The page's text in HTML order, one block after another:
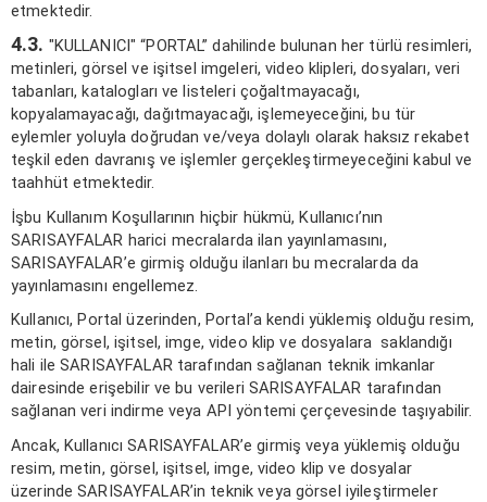
etmektedir.
4.3. "KULLANICI" “PORTAL” dahilinde bulunan her türlü resimleri,
metinleri, görsel ve işitsel imgeleri, video klipleri, dosyaları, veri
tabanları, katalogları ve listeleri çoğaltmayacağı,
kopyalamayacağı, dağıtmayacağı, işlemeyeceğini, bu tür
eylemler yoluyla doğrudan ve/veya dolaylı olarak haksız rekabet
teşkil eden davranış ve işlemler gerçekleştirmeyeceğini kabul ve
taahhüt etmektedir.
İşbu Kullanım Koşullarının hiçbir hükmü, Kullanıcı’nın
SARISAYFALAR harici mecralarda ilan yayınlamasını,
SARISAYFALAR’e girmiş olduğu ilanları bu mecralarda da
yayınlamasını engellemez.
Kullanıcı, Portal üzerinden, Portal’a kendi yüklemiş olduğu resim,
metin, görsel, işitsel, imge, video klip ve dosyalara saklandığı
hali ile SARISAYFALAR tarafından sağlanan teknik imkanlar
dairesinde erişebilir ve bu verileri SARISAYFALAR tarafından
sağlanan veri indirme veya API yöntemi çerçevesinde taşıyabilir.
Ancak, Kullanıcı SARISAYFALAR’e girmiş veya yüklemiş olduğu
resim, metin, görsel, işitsel, imge, video klip ve dosyalar
üzerinde SARISAYFALAR’in teknik veya görsel iyileştirmeler